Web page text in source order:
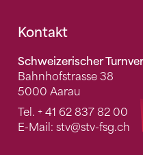
Fusszeile
Kontakt
Schweizerischer
Bahnhofstrasse 38
5000 Aarau
Tel. + 41 62 837 82 00
E-Mail: stv@stv-fsg.ch